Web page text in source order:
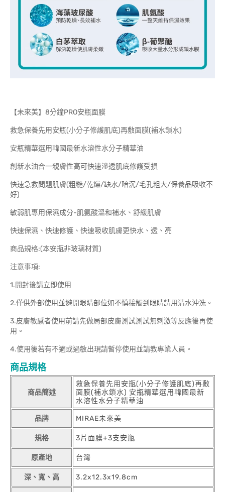
【未來美】8分鐘PRO安瓶面膜
救急保養先用安瓶(小分子修護肌底)再敷面膜(補水鎖水)
安瓶精華選用韓國最新水溶性水分子精華油
創新水油合一親膚性高可快速滲透肌底修護受損
快速急救問題肌膚(粗糙/乾燥/缺水/暗沉/毛孔粗大/保養品吸收不
好)
敏弱肌專用保濕成分-肌氨酸溫和補水、舒緩肌膚
快速保濕、快速修護、快速吸收肌膚更快水、透、亮
商品規格:(本安瓶非玻璃材質)
注意事項:
1.開封後請立即使用
2.僅供外部使用並避開眼睛部位如不慎接觸到眼睛請用清水沖洗。
3.皮膚敏感者使用前請先做局部皮膚測試測試無刺激等反應後再使
用。
4.使用後若有不適或過敏出現請暫停使用並請教專業人員。
商品規格
商品簡述
救急保養先用安瓶(小分子修護肌底)再敷
面膜(補水鎖水) 安瓶精華選用韓國最新
水溶性水分子精華油
品牌 MIRAE未來美
規格 3片面膜+3支安瓶
原產地 台灣
深、寬、高 3.2x12.3x19.8cm